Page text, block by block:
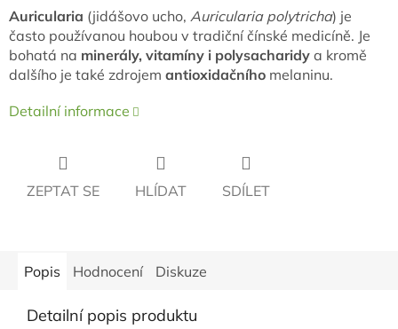
Auricularia (jidášovo ucho, Auricularia polytricha) je
často používanou houbou v tradiční čínské medicíně. Je
bohatá na minerály, vitamíny i polysacharidy a kromě
dalšího je také zdrojem antioxidačního melaninu.
Detailní informace
ZEPTAT SE HLÍDAT SDÍLET
Popis Hodnocení Diskuze
Detailní popis produktu